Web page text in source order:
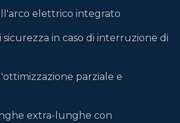
elettrico integrato
in caso di interruzione di
parziale e
extra-lunghe con